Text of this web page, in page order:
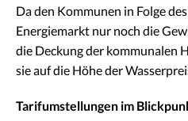
Da den Kommunen in Folge
Energiemarkt nur noch die
die Deckung der kommunalen
sie auf die Höhe der
Tarifumstellungen im